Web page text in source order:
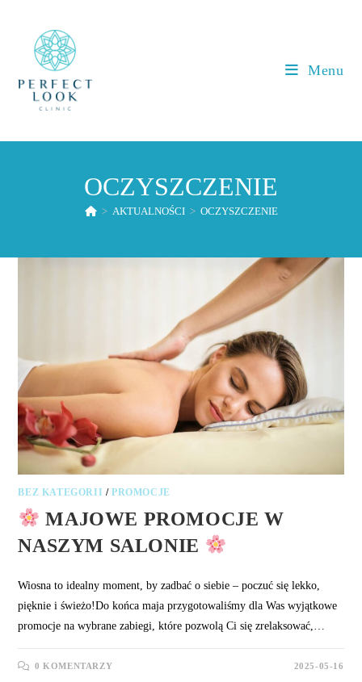
Menu
OCZYSZCZENIE
> AKTUALNOŚCI > OCZYSZCZENIE
BEZ KATEGORII /PROMOCJE
MAJOWE PROMOCJE W
NASZYM SALONIE
Wiosna to idealny moment, by zadbać o siebie – poczuć się lekko,
pięknie i świeżo!Do końca maja przygotowaliśmy dla Was wyjątkowe
promocje na wybrane zabiegi, które pozwolą Ci się zrelaksować,…
0 KOMENTARZY 2025-05-16